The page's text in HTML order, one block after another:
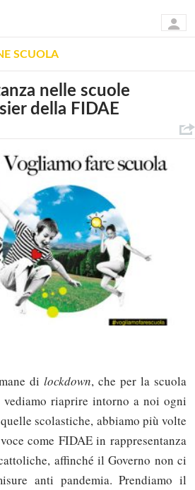
SCUOLA
nelle scuole
della FIDAE
di lockdown, che per la scuola
riaprire intorno a noi ogni
scolastiche, abbiamo più volte
come FIDAE in rappresentanza
affinché il Governo non ci
anti pandemia. Prendiamo il